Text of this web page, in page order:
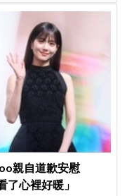
親自道歉安慰
了心裡好暖」